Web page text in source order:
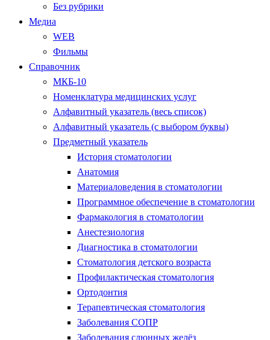
Без рубрики
Медиа
WEB
Фильмы
Справочник
МКБ-10
Номенклатура медицинских услуг
Алфавитный указатель (весь список)
Алфавитный указатель (с выбором буквы)
Предметный указатель
История стоматологии
Анатомия
Материаловедения в стоматологии
Программное обеспечение в стоматологии
Фармакология в стоматологии
Анестезиология
Диагностика в стоматологии
Стоматология детского возраста
Профилактическая стоматология
Ортодонтия
Терапевтическая стоматология
Заболевания СОПР
Заболевания слюнных желёз